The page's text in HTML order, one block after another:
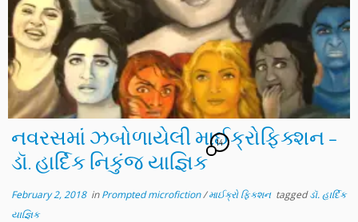
નવરસમાં ઝબોળાયેલી માઈક્રોફિક્શન –
ડૉ. હાર્દિક નિકુંજ યાજ્ઞિક
14
February 2, 2018inPrompted microfiction/માઈક્રો ફિક્શન taggedડૉ. હાર્દિક
યાજ્ઞિક